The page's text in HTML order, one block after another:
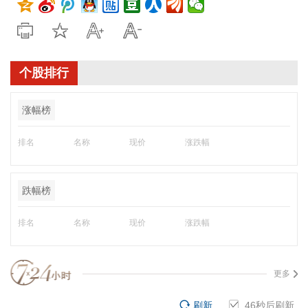
个股排行
涨幅榜
排名 名称 现价 涨跌幅
跌幅榜
排名 名称 现价 涨跌幅
更多
45秒后刷新
刷新